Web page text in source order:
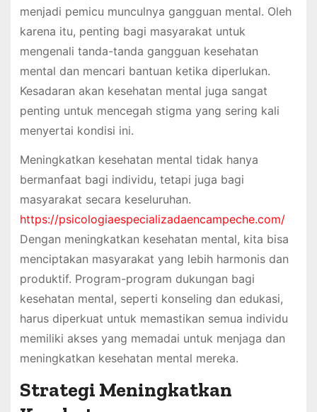
menjadi pemicu munculnya gangguan mental. Oleh
karena itu, penting bagi masyarakat untuk
mengenali tanda-tanda gangguan kesehatan
mental dan mencari bantuan ketika diperlukan.
Kesadaran akan kesehatan mental juga sangat
penting untuk mencegah stigma yang sering kali
menyertai kondisi ini.
Meningkatkan kesehatan mental tidak hanya
bermanfaat bagi individu, tetapi juga bagi
masyarakat secara keseluruhan.
https://psicologiaespecializadaencampeche.com/
Dengan meningkatkan kesehatan mental, kita bisa
menciptakan masyarakat yang lebih harmonis dan
produktif. Program-program dukungan bagi
kesehatan mental, seperti konseling dan edukasi,
harus diperkuat untuk memastikan semua individu
memiliki akses yang memadai untuk menjaga dan
meningkatkan kesehatan mental mereka.
Strategi Meningkatkan